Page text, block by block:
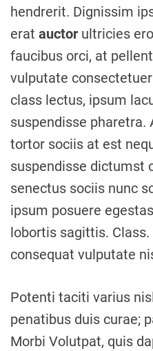
hendrerit. Dignissim
erat auctor ultricies
faucibus orci, at
vulputate
class lectus, ipsum
suspendisse pharetra.
tortor sociis at est
suspendisse dictumst
senectus sociis nunc
ipsum posuere
lobortis sagittis.
consequat vulputate
Potenti taciti varius
penatibus duis curae;
Morbi Volutpat, quis